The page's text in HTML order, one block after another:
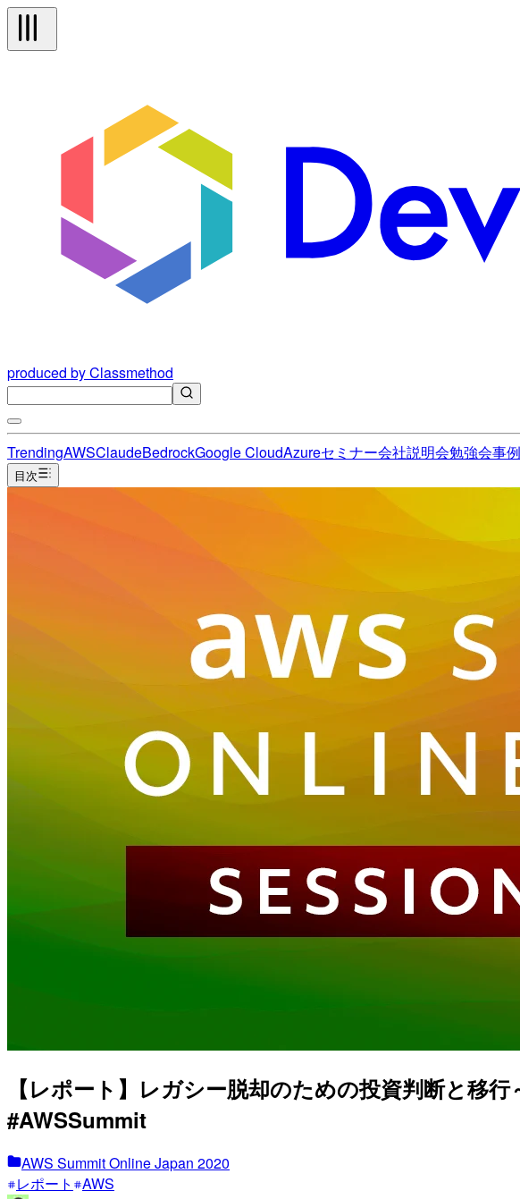
produced by Classmethod
TrendingAWSClaudeBedrockGoogle CloudAzureセミナー会社説明会勉強会事例
目次
【レポート】レガシー脱却のための投資判断と移
#AWSSummit
AWS Summit Online Japan 2020
レポート
AWS